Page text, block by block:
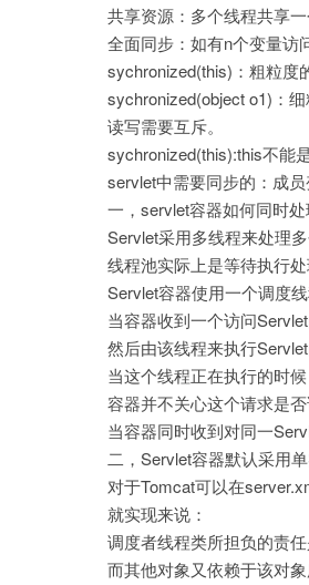
共享资源：多个线程共享
全面同步：如有n个变量访
sychronized(this)：粗粒度
sychronized(object o1)：
读写需要互斥。
sychronized(this):this不能
servlet中需要同步的：成
一，servlet容器如何同时处
Servlet采用多线程来处理
线程池实际上是等待执行
Servlet容器使用一个调度
当容器收到一个访问
然后由该线程来执行Servlet
当这个线程正在执行的时
容器并不关心这个请求是
当容器同时收到对同一
二，Servlet容器默认采用
对于Tomcat可以在
就实现来说：
调度者线程类所担负的责
而其他对象又依赖于该对